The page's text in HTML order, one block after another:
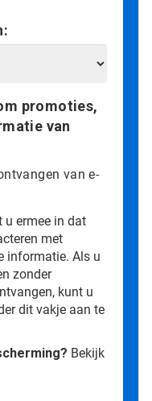
promoties,
van
van e-
u ermee in dat
met
informatie. Als u
zonder
kunt u
dit vakje aan te
Bekijk